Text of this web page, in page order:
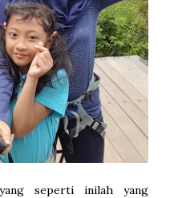
seperti inilah yang